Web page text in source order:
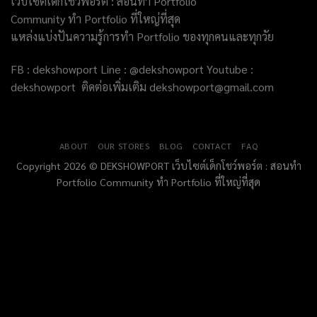
Community ทำ Portfolio ที่ใหญ่ที่สุด
แหล่งแบ่งปันความรู้การทำ Portfolio ของทุกคนและทุกวัย
FB : dekshowport Line : @dekshowport Youtube :
dekshowport ติดต่อเพิ่มเติม dekshowport@gmail.com
ABOUT OUR STORES BLOG CONTACT FAQ
Copyright 2026 © DEKSHOWPORT เว็บไซต์เด็กโชว์พอร์ต : สอนทำ
Portfolio Community ทำ Portfolio ที่ใหญ่ที่สุด